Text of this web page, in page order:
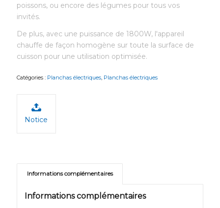
poissons, ou encore des légumes pour tous vos
invités.
De plus, avec une puissance de 1800W, l'appareil
chauffe de façon homogène sur toute la surface de
cuisson pour une utilisation optimisée.
Catégories : Planchas électriques, Planchas électriques
Notice
Informations complémentaires
Informations complémentaires